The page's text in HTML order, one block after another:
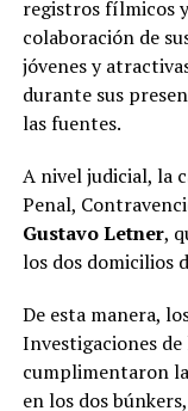
registros fílmicos
colaboración de
jóvenes y
durante sus
las fuentes.
A nivel judicial, la
Penal,
Gustavo Letner,
los dos domicilios
De esta manera,
Investigaciones
cumplimentaron
en los dos